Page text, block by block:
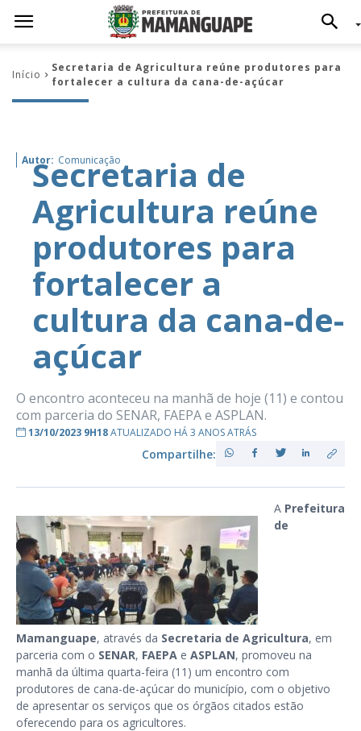
Início
Secretaria de Agricultura reúne produtores para
fortalecer a cultura da cana-de-açúcar
Autor: Comunicação
Secretaria de
Agricultura reúne
produtores para
fortalecer a
cultura da cana-de-
açúcar
O encontro aconteceu na manhã de hoje (11) e contou
com parceria do SENAR, FAEPA e ASPLAN.
13/10/2023 9H18ATUALIZADO HÁ 3 ANOS ATRÁS
Compartilhe:
A Prefeitura
de
Mamanguape, através da Secretaria de Agricultura, em
parceria com o SENAR, FAEPA e ASPLAN, promoveu na
manhã da última quarta-feira (11) um encontro com
produtores de cana-de-açúcar do município, com o objetivo
de apresentar os serviços que os órgãos citados estão
oferecendo para os agricultores.